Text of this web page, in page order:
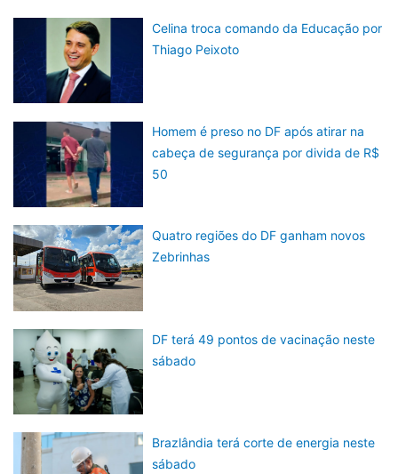
Celina troca comando da Educação por
Thiago Peixoto
Homem é preso no DF após atirar na
cabeça de segurança por divida de R$
50
Quatro regiões do DF ganham novos
Zebrinhas
DF terá 49 pontos de vacinação neste
sábado
Brazlândia terá corte de energia neste
sábado